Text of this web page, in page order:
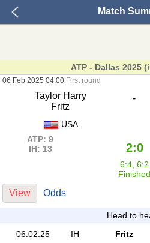
Match
ATP - Dallas 2025
06 Feb 2025 04:00 First round
Taylor Harry
Fritz
-
USA
ATP: 9
IH: 13
2:0
6:4, 6:2
Finished
View Odds
Head to
06.02.25
IH Fritz